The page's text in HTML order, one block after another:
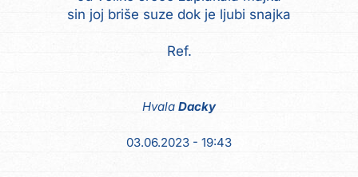
sin joj briše suze dok je ljubi snajka
Ref.
Hvala Dacky
03.06.2023 - 19:43